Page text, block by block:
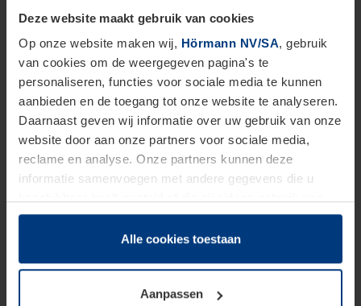
Deze website maakt gebruik van cookies
Op onze website maken wij, Hörmann NV/SA, gebruik
van cookies om de weergegeven pagina's te
personaliseren, functies voor sociale media te kunnen
aanbieden en de toegang tot onze website te analyseren.
Daarnaast geven wij informatie over uw gebruik van onze
website door aan onze partners voor sociale media,
reclame en analyse. Onze partners kunnen deze
informatie samenvoegen met andere gegevens die u
hun diensten hebben verzameld.
Juridisch hebben wij het recht om cookies op uw
van deze pagina's absoluut vereist is. Voor alle andere
soorten cookies is uw toestemming benodigd. Uw
Alle cookies toestaan
Aanpassen